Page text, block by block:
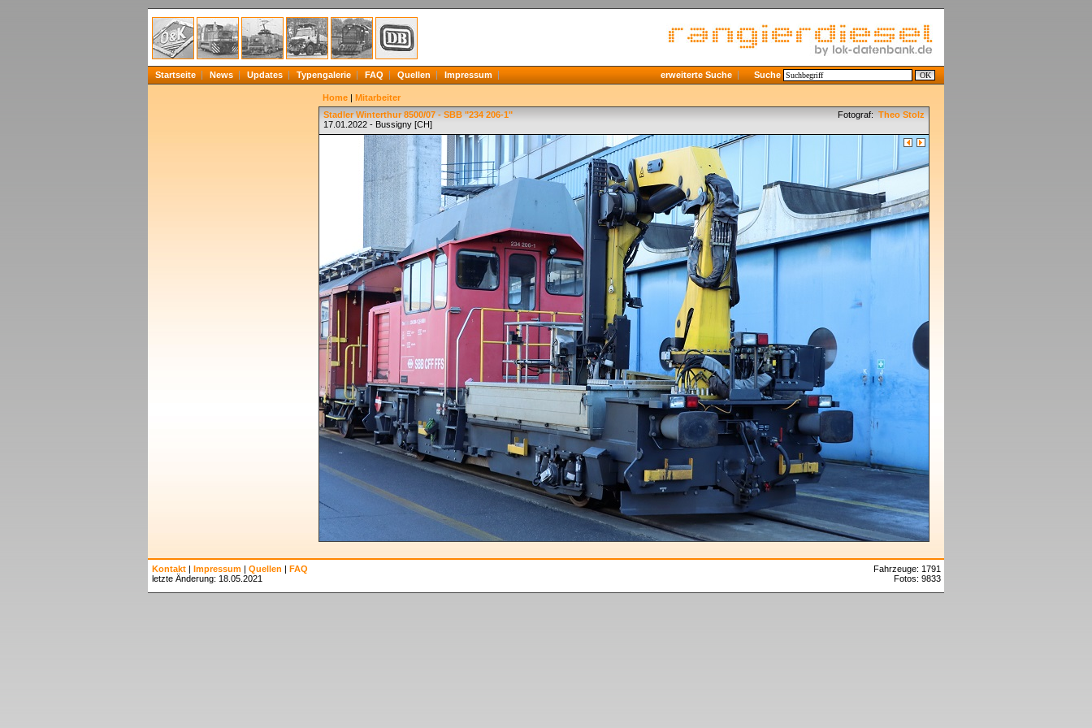
Startseite News Updates Typengalerie FAQ Quellen Impressum erweiterte Suche Suche
Home | Mitarbeiter
Stadler Winterthur 8500/07 - SBB "234 206-1"
17.01.2022 - Bussigny [CH]
Fotograf: Theo Stolz
Kontakt | Impressum | Quellen | FAQ
letzte Änderung: 18.05.2021
Fahrzeuge: 1791
Fotos: 9833